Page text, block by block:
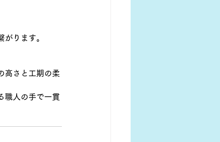
ります。
高さと工期の柔
職人の手で一貫